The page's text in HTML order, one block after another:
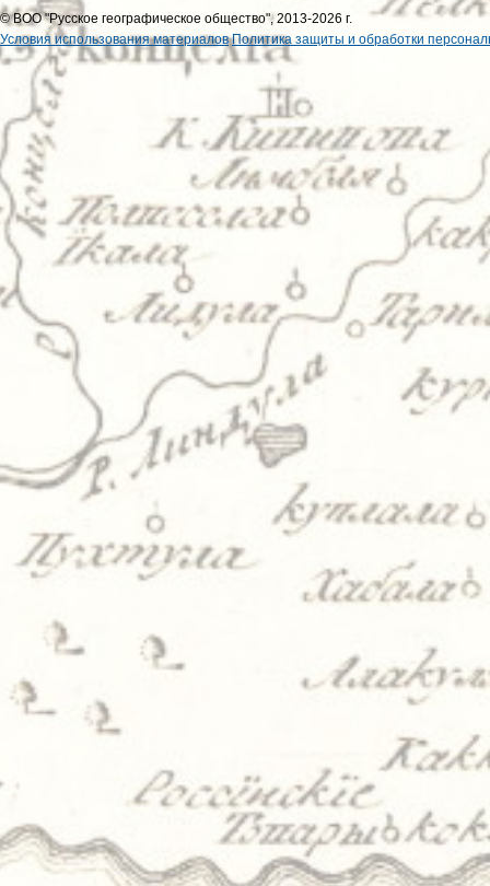
© ВОО "Русское географическое общество", 2013-2026 г.
Условия использования материалов Политика защиты и обработки